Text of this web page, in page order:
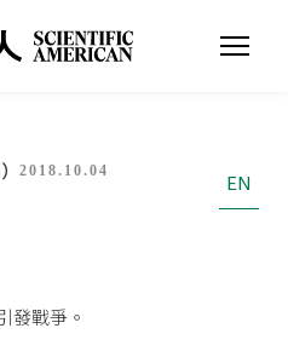
2018.10.04
EN
發戰爭。